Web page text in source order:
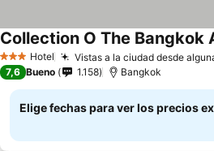
3 Estrellas
Hotel Vistas a la ciudad desde
Collection O The Bangkok
7,6 Bueno 1.158 Bangkok
Elige fechas para ver los precios